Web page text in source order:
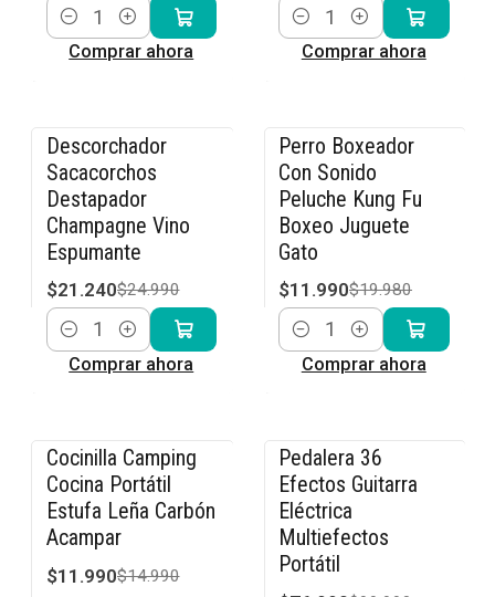
Cantidad
Comprar ahora
Cantidad
Comprar ahora
-15% OFF
Descorchador
Sacacorchos
Destapador
Champagne Vino
Espumante
$21.240$24.990
Cantidad
Comprar ahora
-40% OFF
Perro Boxeador
Con Sonido
Peluche Kung Fu
Boxeo Juguete
Gato
$11.990$19.980
Cantidad
Comprar ahora
-20% OFF
Cocinilla Camping
Cocina Portátil
Estufa Leña Carbón
Acampar
$11.990$14.990
-23% OFF
Pedalera 36
Efectos Guitarra
Eléctrica
Multiefectos
Portátil